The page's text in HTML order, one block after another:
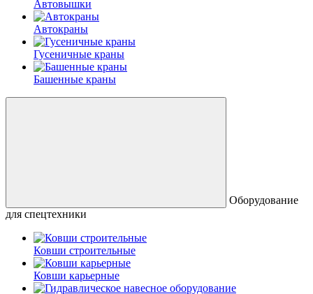
Автовышки
Автокраны
Гусеничные краны
Башенные краны
Оборудование
для спецтехники
Ковши строительные
Ковши карьерные